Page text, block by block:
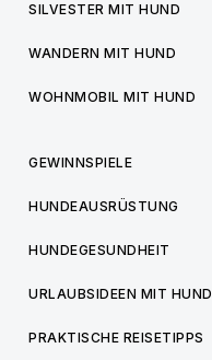
SILVESTER MIT HUND
WANDERN MIT HUND
WOHNMOBIL MIT HUND
GEWINNSPIELE
HUNDEAUSRÜSTUNG
HUNDEGESUNDHEIT
URLAUBSIDEEN MIT HUND
PRAKTISCHE REISETIPPS